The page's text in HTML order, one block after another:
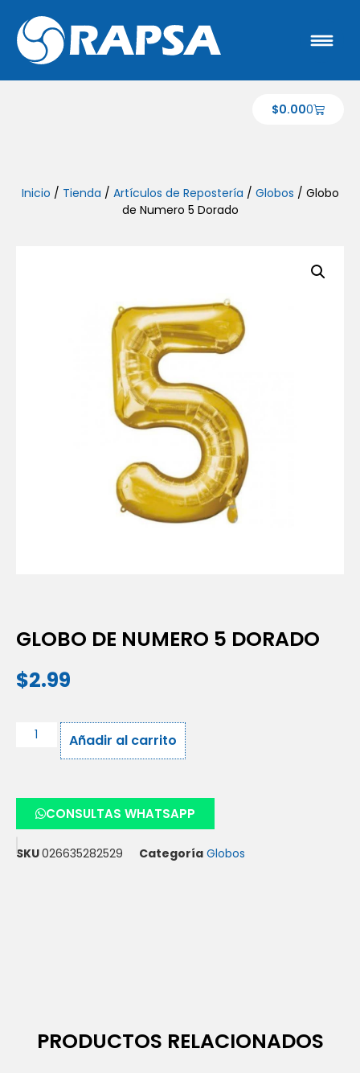
$0.000
Inicio / Tienda / Artículos de Repostería / Globos / Globo
de Numero 5 Dorado
GLOBO DE NUMERO 5 DORADO
$2.99
Añadir al carrito
CONSULTAS WHATSAPP
SKU026635282529 Categoría Globos
PRODUCTOS RELACIONADOS